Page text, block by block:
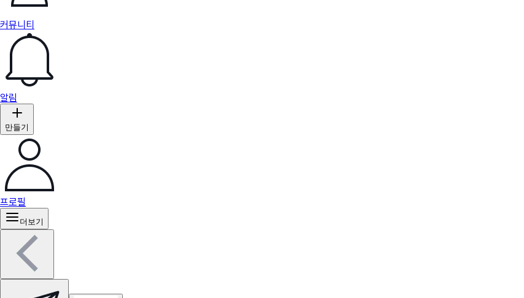
커뮤니티
알림
만들기
프로필
더보기